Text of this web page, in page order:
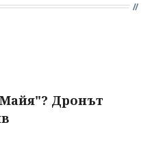
Дронът